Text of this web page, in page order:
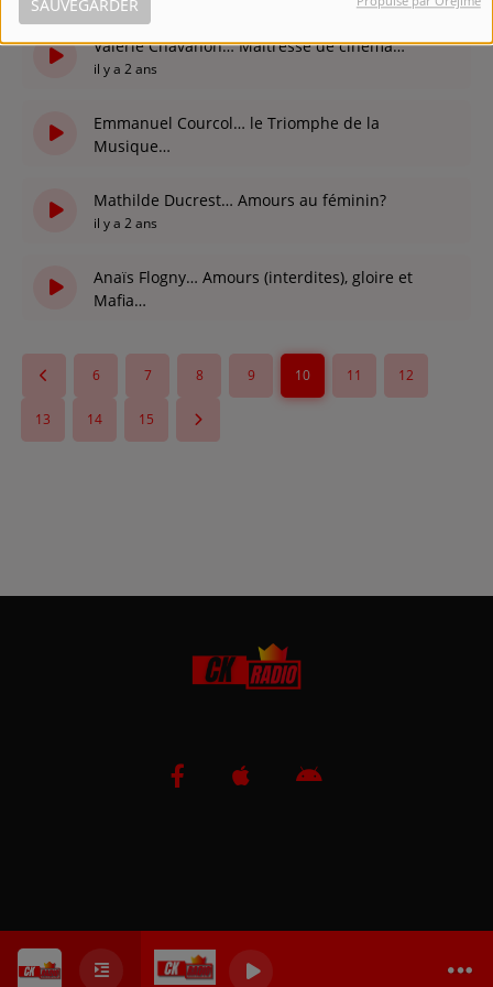
SAUVEGARDER
Valérie Chavanon… Maîtresse de cinéma…
il y a 2 ans
Emmanuel Courcol… le Triomphe de la
Musique…
Mathilde Ducrest… Amours au féminin?
il y a 2 ans
Anaïs Flogny… Amours (interdites), gloire et
Mafia…
6 7 8 9 10 11 12
13 14 15